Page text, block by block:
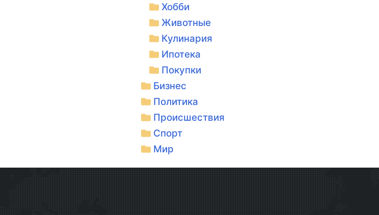
Хобби
Животные
Кулинария
Ипотека
Покупки
Бизнес
Политика
Происшествия
Спорт
Мир